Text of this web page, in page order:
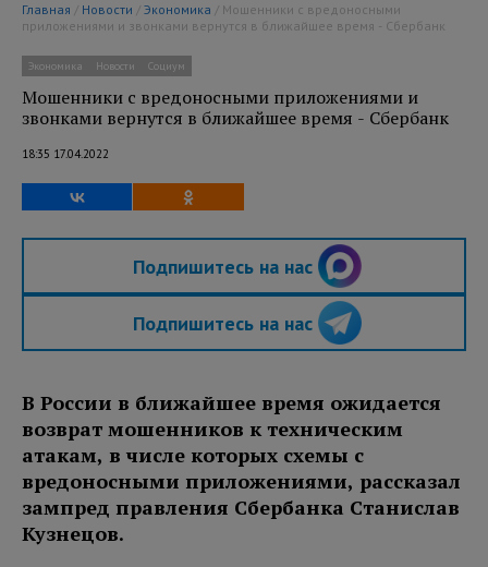
Главная / Новости / Экономика
приложениями и звонками вернутся в ближайшее время - Сбербанк
Экономика Новости Социум
Мошенники с вредоносными приложениями и
звонками вернутся в ближайшее время - Сбербанк
18:35 17.04.2022
Подпишитесь на нас
Подпишитесь на нас
В России в ближайшее время ожидается
возврат мошенников к техническим
атакам, в числе которых схемы с
вредоносными приложениями, рассказал
зампред правления Сбербанка Станислав
Кузнецов.